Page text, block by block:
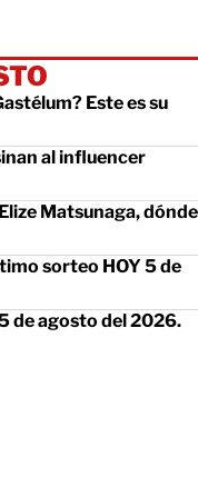
Este es su
al influencer
Matsunaga, dónde
sorteo HOY 5 de
de agosto del 2026.